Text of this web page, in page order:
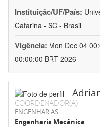
Instituição/UF/País:
Catarina - SC - Brasil
Vigência: Mon Dec 04
00:00:00 BRT 2026
COORDENADOR(A)
ENGENHARIAS
Engenharia Mecânica